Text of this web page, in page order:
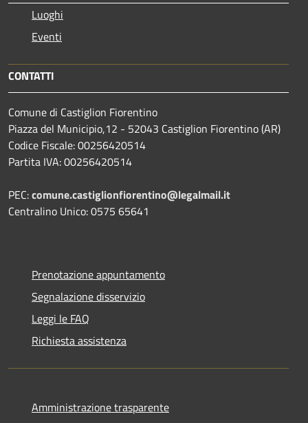
Luoghi
Eventi
CONTATTI
Comune di Castiglion Fiorentino
Piazza del Municipio,12 - 52043 Castiglion Fiorentino (AR)
Codice Fiscale: 00256420514
Partita IVA: 00256420514
PEC:comune.castiglionfiorentino@legalmail.it
Centralino Unico: 0575 65641
Prenotazione appuntamento
Segnalazione disservizio
Leggi le FAQ
Richiesta assistenza
Amministrazione trasparente